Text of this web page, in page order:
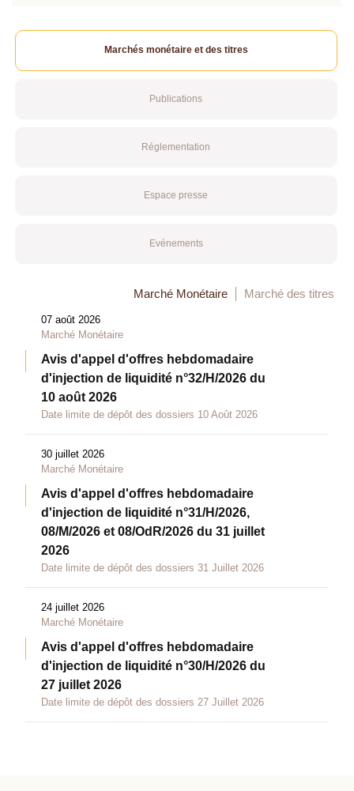
Marchés monétaire et des titres
Publications
Réglementation
Espace presse
Evénements
Marché Monétaire Marché des titres
07 août 2026
Marché Monétaire
Avis d'appel d'offres hebdomadaire
d'injection de liquidité n°32/H/2026 du
10 août 2026
Date limite de dépôt des dossiers 10 Août 2026
30 juillet 2026
Marché Monétaire
Avis d'appel d'offres hebdomadaire
d'injection de liquidité n°31/H/2026,
08/M/2026 et 08/OdR/2026 du 31 juillet
2026
Date limite de dépôt des dossiers 31 Juillet 2026
24 juillet 2026
Marché Monétaire
Avis d'appel d'offres hebdomadaire
d'injection de liquidité n°30/H/2026 du
27 juillet 2026
Date limite de dépôt des dossiers 27 Juillet 2026